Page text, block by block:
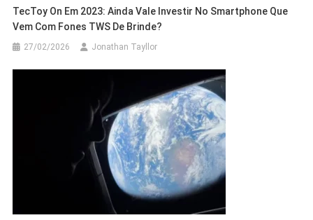
TecToy On Em 2023: Ainda Vale Investir No Smartphone Que
Vem Com Fones TWS De Brinde?
27/02/2026 Jonathan Tayllor